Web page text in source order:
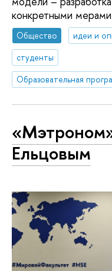
конкретными
Общество
идеи и
студенты
Ельцовым